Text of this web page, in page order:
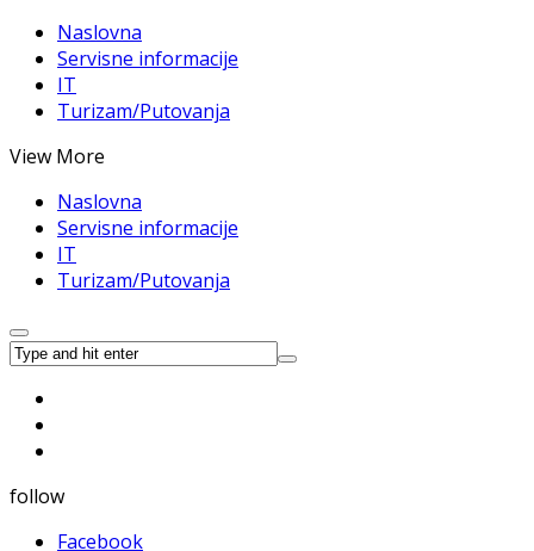
Naslovna
Servisne informacije
IT
Turizam/Putovanja
View More
Naslovna
Servisne informacije
IT
Turizam/Putovanja
follow
Facebook